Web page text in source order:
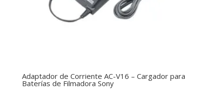
Adaptador de Corriente AC-V16 – Cargador para
Baterías de Filmadora Sony